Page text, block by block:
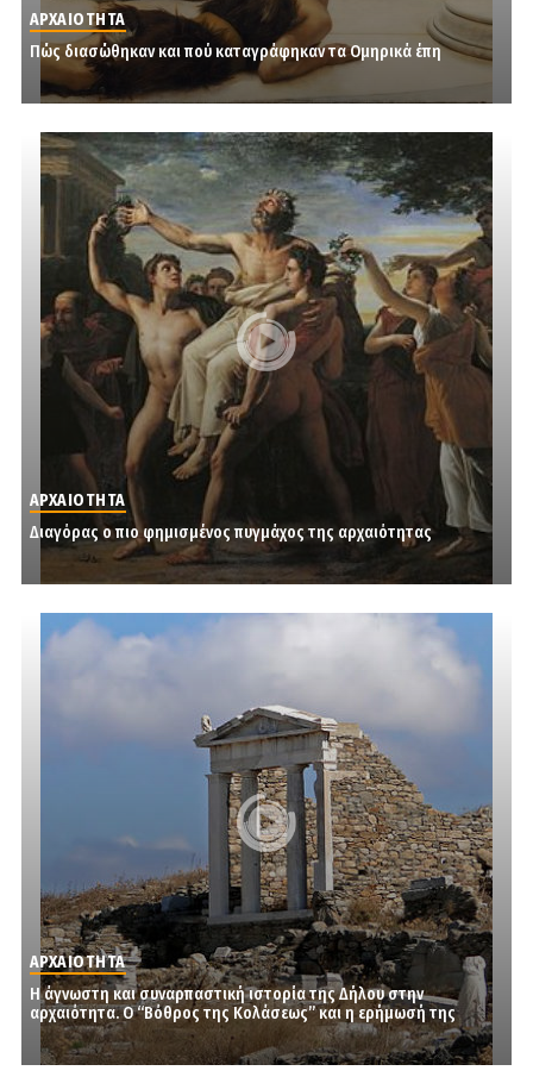
ΑΡΧΑΙΟΤΗΤΑ
Πώς διασώθηκαν και πού καταγράφηκαν τα Oμηρικά έπη
ΑΡΧΑΙΟΤΗΤΑ
Διαγόρας ο πιο φημισμένος πυγμάχος της αρχαιότητας
ΑΡΧΑΙΟΤΗΤΑ
Η άγνωστη και συναρπαστική ιστορία της Δήλου στην
αρχαιότητα. Ο “Βόθρος της Κολάσεως” και η ερήμωσή της